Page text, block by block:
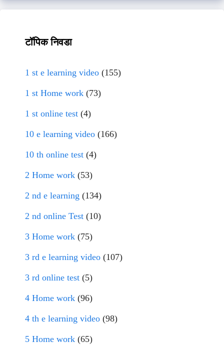
टॉपिक निवडा
1 st e learning video (155)
1 st Home work (73)
1 st online test (4)
10 e learning video (166)
10 th online test (4)
2 Home work (53)
2 nd e learning (134)
2 nd online Test (10)
3 Home work (75)
3 rd e learning video (107)
3 rd online test (5)
4 Home work (96)
4 th e learning video (98)
5 Home work (65)